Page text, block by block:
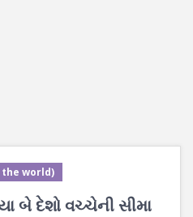
the world)
બે દેશો વચ્ચેની સીમા